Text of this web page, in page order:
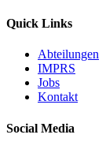
Quick Links
Abteilungen
IMPRS
Jobs
Kontakt
Social Media